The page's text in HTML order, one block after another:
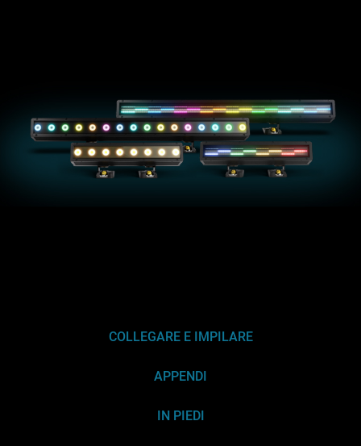
COLLEGARE E IMPILARE
APPENDI
IN PIEDI